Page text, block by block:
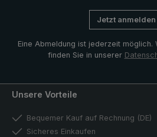
Jetzt anmelden
Eine Abmeldung ist jederzeit möglich.
finden Sie in unserer
Unsere Vorteile
Bequemer Kauf auf Rechnung (DE)
Sicheres Einkaufen